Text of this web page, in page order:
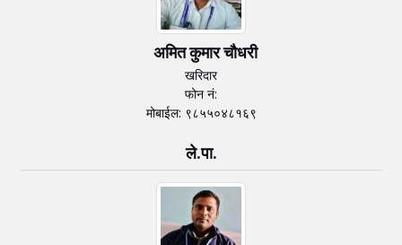
अमित कुमार चाैधरी
खरिदार
फोन नं:
मोबाईल: ९८५५०४८१६९
ले.पा.